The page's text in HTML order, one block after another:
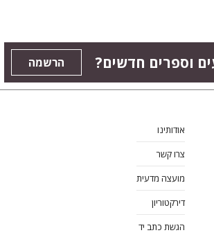
וספרים חדשים? הרשמה
אודותינו
צרו קשר
מועצה מדעית
דירקטוריון
הגשת כתב יד